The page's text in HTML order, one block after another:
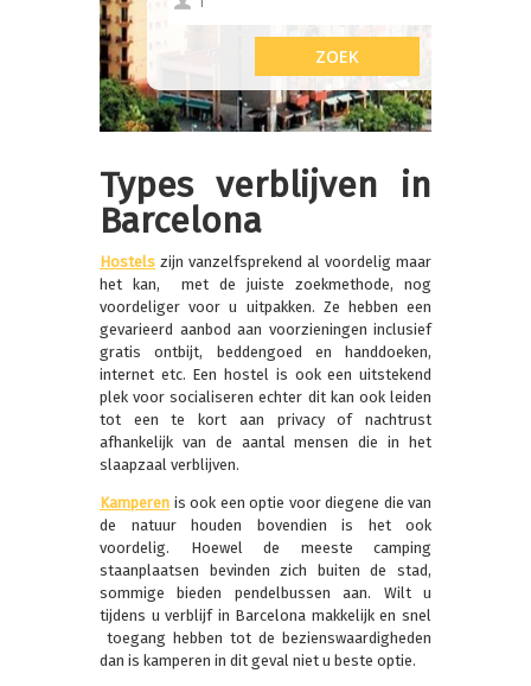
Types verblijven in
Barcelona
Hostels zijn vanzelfsprekend al voordelig maar
het kan, met de juiste zoekmethode, nog
voordeliger voor u uitpakken. Ze hebben een
gevarieerd aanbod aan voorzieningen inclusief
gratis ontbijt, beddengoed en handdoeken,
internet etc. Een hostel is ook een uitstekend
plek voor socialiseren echter dit kan ook leiden
tot een te kort aan privacy of nachtrust
afhankelijk van de aantal mensen die in het
slaapzaal verblijven.
Kamperen is ook een optie voor diegene die van
de natuur houden bovendien is het ook
voordelig. Hoewel de meeste camping
staanplaatsen bevinden zich buiten de stad,
sommige bieden pendelbussen aan. Wilt u
tijdens u verblijf in Barcelona makkelijk en snel
toegang hebben tot de bezienswaardigheden
dan is kamperen in dit geval niet u beste optie.